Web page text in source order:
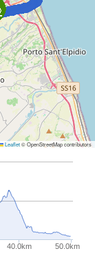
Leaflet© OpenStreetMap contributors
40.0km 50.0km